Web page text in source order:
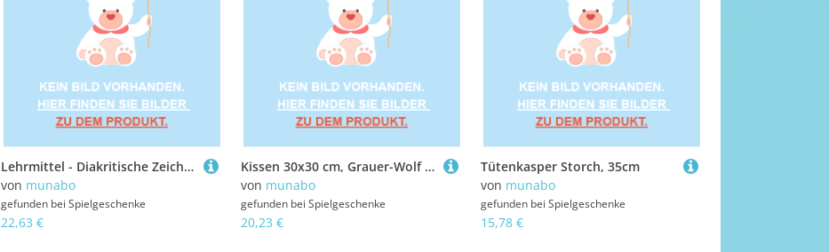
Lehrmittel - Diakritische Zeichen CZ, 4-teiliges Lehrhilfeset
von munabo
gefunden bei Spielgeschenke
22,63 €
Kissen 30x30 cm, Grauer-Wolf zu Hause
von munabo
gefunden bei Spielgeschenke
20,23 €
Tütenkasper Storch, 35cm
von munabo
gefunden bei Spielgeschenke
15,78 €